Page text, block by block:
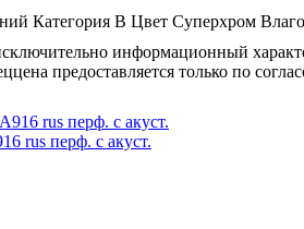
Категория B Цвет Суперхром
информационный
предоставляется только по
rus перф. с акуст.